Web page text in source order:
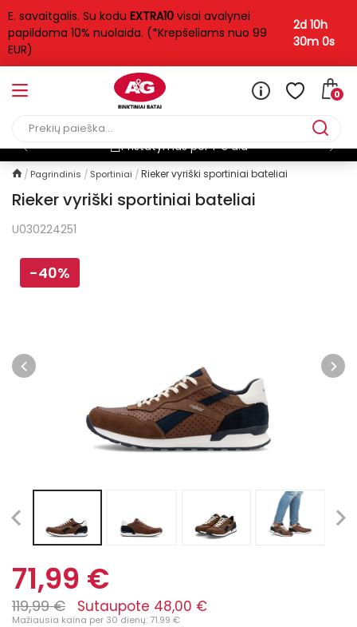
E. savaitgalis. Su kodu EXTRA10 visai avalynei
papildoma 10% nuolaida. (*Krepšeliams nuo 99
EUR)
2d 10h
30m 0s
0
Pristatymas per 1-3 d.d
Pagrindinis Sportiniai Rieker vyriški sportiniai bateliai
Rieker vyriški sportiniai bateliai
U030224251
-40%
71,99 €
119,99 € Sutaupote 48,00 €
Mažiausia kaina per 30 dienų: 71.99 €